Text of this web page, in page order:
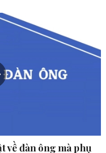
về đàn ông mà phụ